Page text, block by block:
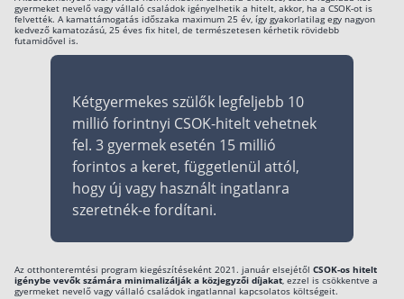
gyermeket nevelő vagy vállaló családok igényelhetik a hitelt, akkor, ha a CSOK-ot is
felvették. A kamattámogatás időszaka maximum 25 év, így gyakorlatilag egy nagyon
kedvező kamatozású, 25 éves fix hitel, de természetesen kérhetik rövidebb
futamidővel is.
Kétgyermekes szülők legfeljebb 10
millió forintnyi CSOK-hitelt vehetnek
fel. 3 gyermek esetén 15 millió
forintos a keret, függetlenül attól,
hogy új vagy használt ingatlanra
szeretnék-e fordítani.
Az otthonteremtési program kiegészítéseként 2021. január elsejétől CSOK-os hitelt
igénybe vevők számára minimalizálják a közjegyzői díjakat, ezzel is csökkentve a
gyermeket nevelő vagy vállaló családok ingatlannal kapcsolatos költségeit.